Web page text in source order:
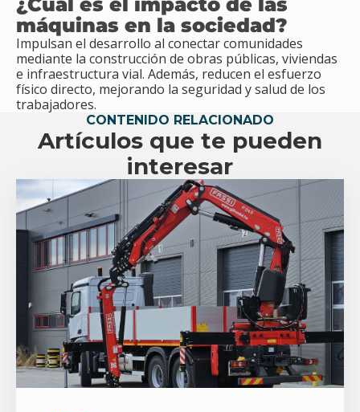
máquinas en la sociedad?
Impulsan el desarrollo al conectar comunidades
mediante la construcción de obras públicas, viviendas
e infraestructura vial. Además, reducen el esfuerzo
físico directo, mejorando la seguridad y salud de los
trabajadores.
CONTENIDO RELACIONADO
Artículos que te pueden
interesar